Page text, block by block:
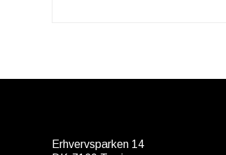
Erhvervsparken 14